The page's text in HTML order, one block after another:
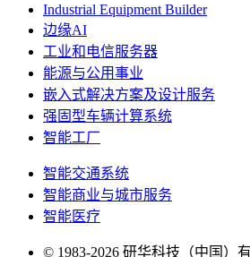
Industrial Equipment Builder
边缘AI
工业和电信服务器
能源与公用事业
嵌入式解决方案及设计服务
强固型车辆计算系统
智能工厂
智能交通系统
智能商业与城市服务
智能医疗
© 1983-2026 研华科技（中国）